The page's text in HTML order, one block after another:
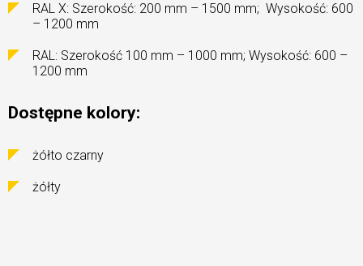
RAL X: Szerokość: 200 mm – 1500 mm; Wysokość: 600
– 1200 mm
RAL: Szerokość 100 mm – 1000 mm; Wysokość: 600 –
1200 mm
Dostępne kolory:
żółto czarny
żółty